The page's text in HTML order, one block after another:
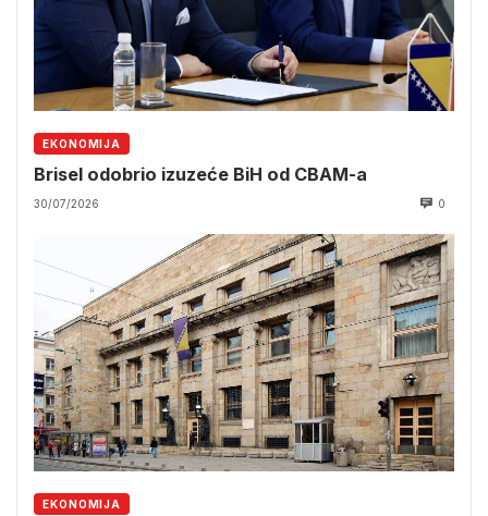
EKONOMIJA
Brisel odobrio izuzeće BiH od CBAM-a
30/07/2026 0
EKONOMIJA